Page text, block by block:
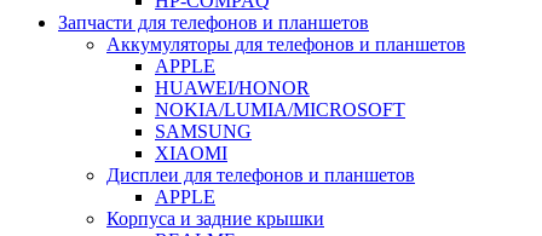
Запчасти для телефонов и планшетов
Аккумуляторы для телефонов и планшетов
APPLE
HUAWEI/HONOR
NOKIA/LUMIA/MICROSOFT
SAMSUNG
XIAOMI
Дисплеи для телефонов и планшетов
APPLE
Корпуса и задние крышки